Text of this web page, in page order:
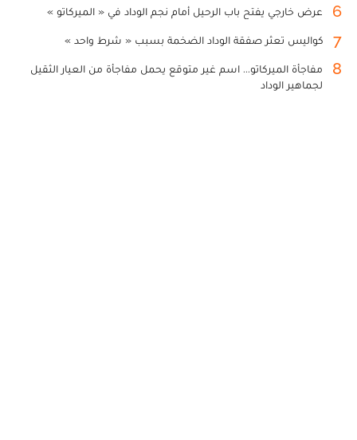
6 عرض خارجي يفتح باب الرحيل أمام نجم الوداد في « الميركاتو »
7 كواليس تعثر صفقة الوداد الضخمة بسبب « شرط واحد »
8
مفاجأة الميركاتو... اسم غير متوقع يحمل مفاجأة من العيار الثقيل
لجماهير الوداد